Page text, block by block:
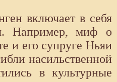
включает в себя
Например, миф о
и его супруге Ньяи
насильственной
в культурные